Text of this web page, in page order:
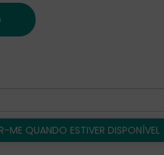
ME QUANDO ESTIVER DISPONÍVEL